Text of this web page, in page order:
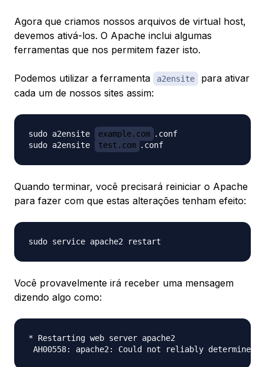
Agora que criamos nossos arquivos de virtual host,
devemos ativá-los. O Apache inclui algumas
ferramentas que nos permitem fazer isto.
Podemos utilizar a ferramenta a2ensite
para ativar
cada um de nossos sites assim:
sudo a2ensite example.com .conf
sudo a2ensite
test.com
Quando terminar, você precisará reiniciar o Apache
para fazer com que estas alterações tenham efeito:
Você provavelmente irá receber uma mensagem
dizendo algo como:
* Restarting web server apache2